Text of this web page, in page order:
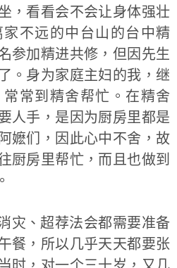
，看看会不会让身体强壮
不远的中台山的台中精
参加精进共修，但因先生
。身为家庭主妇的我，继
常到精舍帮忙。在精舍
人手，是因为厨房里都是
嬷们，因此心中不舍，故
厨房里帮忙，而且也做到
灾、超荐法会都需要准备
餐，所以几乎天天都要张